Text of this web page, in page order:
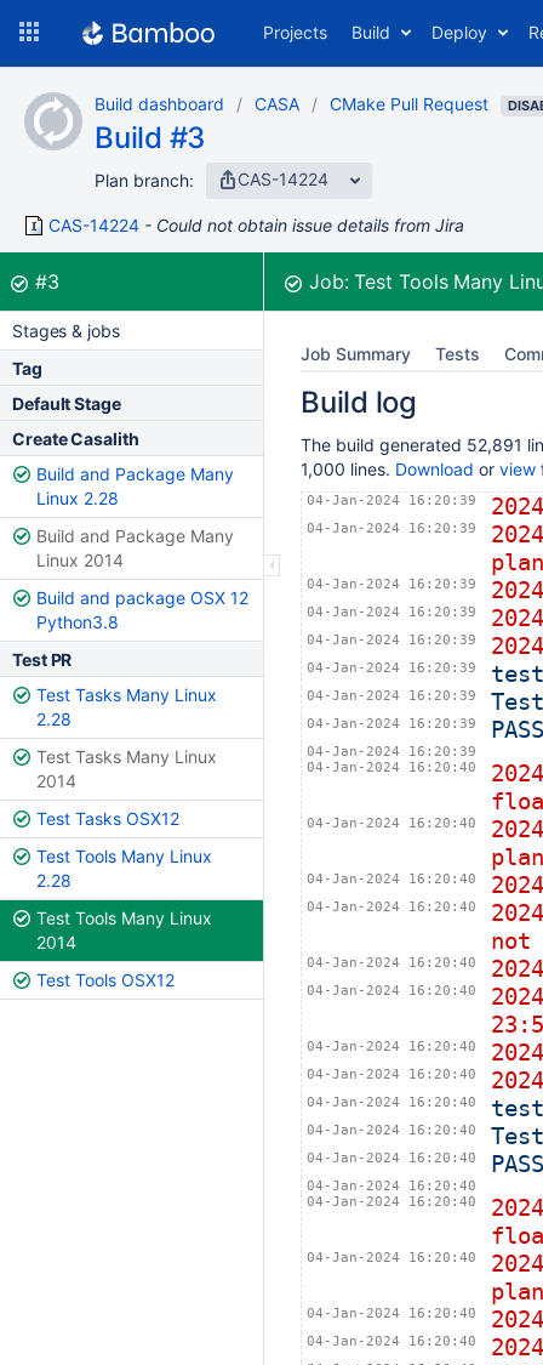
content
Projects Build Deploy
Build dashboard CASA CMake Pull Request
Build #3
Plan branch: CAS-14224
CAS-14224 Could not obtain issue details from Jira
Build:
#3was successful Job:Test Tools Many
Stages & jobs
Tag
Default Stage
Create Casalith
Build and Package Many
Linux 2.28
Build and Package Many
Linux 2014
Build and package OSX 12
Python3.8
Test PR
Test Tasks Many Linux
2.28
Test Tasks Many Linux
2014
Test Tasks OSX12
Test Tools Many Linux
2.28
Test Tools Many Linux
2014
Test Tools OSX12
Job Summary Tests
Build log
The build generated 52,891
1,000 lines. Download or view
04-Jan-2024 16:20:39
04-Jan-2024 16:20:39
04-Jan-2024 16:20:39
04-Jan-2024 16:20:39
04-Jan-2024 16:20:39
04-Jan-2024 16:20:39
04-Jan-2024 16:20:39
04-Jan-2024 16:20:39
04-Jan-2024 16:20:39
04-Jan-2024 16:20:40
04-Jan-2024 16:20:40
04-Jan-2024 16:20:40
04-Jan-2024 16:20:40
not
04-Jan-2024 16:20:40
04-Jan-2024 16:20:40
04-Jan-2024 16:20:40
04-Jan-2024 16:20:40
04-Jan-2024 16:20:40
04-Jan-2024 16:20:40
04-Jan-2024 16:20:40
04-Jan-2024 16:20:40
04-Jan-2024 16:20:40
04-Jan-2024 16:20:40
04-Jan-2024 16:20:40
04-Jan-2024 16:20:40